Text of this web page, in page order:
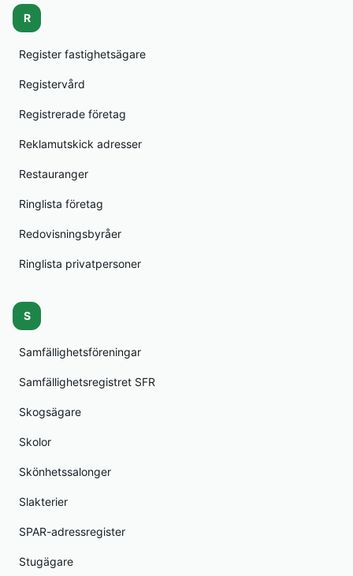
R
Register fastighetsägare
Registervård
Registrerade företag
Reklamutskick adresser
Restauranger
Ringlista företag
Redovisningsbyråer
Ringlista privatpersoner
S
Samfällighetsföreningar
Samfällighetsregistret SFR
Skogsägare
Skolor
Skönhetssalonger
Slakterier
SPAR-adressregister
Stugägare